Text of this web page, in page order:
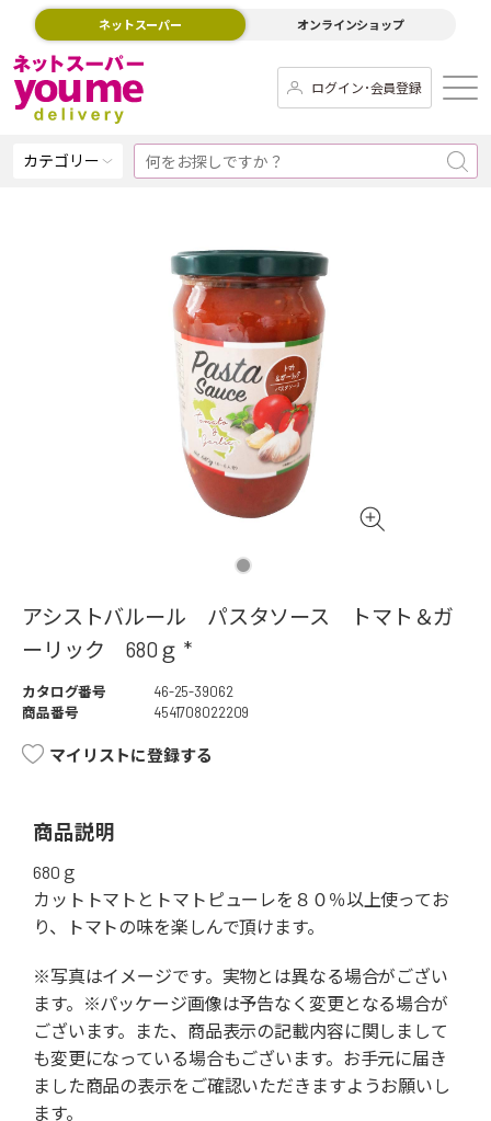
ネットスーパー オンラインショップ
ログイン･会員登録
カテゴリー
アシストバルール パスタソース トマト＆ガ
ーリック 680ｇ *
カタログ番号
46-25-39062
商品番号
4541708022209
マイリストに登録する
商品説明
680ｇ
カットトマトとトマトピューレを８０％以上使ってお
り、トマトの味を楽しんで頂けます。
※写真はイメージです。実物とは異なる場合がござい
ます。※パッケージ画像は予告なく変更となる場合が
ございます。また、商品表示の記載内容に関しまして
も変更になっている場合もございます。お手元に届き
ました商品の表示をご確認いただきますようお願いし
ます。